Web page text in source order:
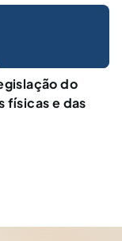
do
físicas e das